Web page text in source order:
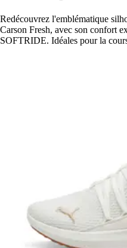
Redécouvrez l'emblématique
Carson Fresh, avec son confort
SOFTRIDE. Idéales pour la